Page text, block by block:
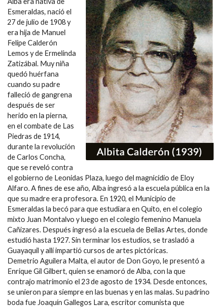
Esmeraldas, nació el
27 de julio de 1908 y
era hija de Manuel
Felipe Calderón
Lemos y de Ermelinda
Zatizábal. Muy niña
quedó huérfana
cuando su padre
falleció de gangrena
después de ser
herido en la pierna,
en el combate de Las
Piedras de 1914,
durante la revolución
de Carlos Concha,
que se reveló contra
el gobierno de Leonidas Plaza, luego del magnicidio de Eloy
Alfaro. A fines de ese año, Alba ingresó a la escuela pública en la
que su madre era profesora. En 1920, el Municipio de
Esmeraldas la becó para que estudiara en Quito, en el colegio
mixto Juan Montalvo y luego en el colegio femenino Manuela
Cañizares. Después ingresó a la escuela de Bellas Artes, donde
estudió hasta 1927. Sin terminar los estudios, se trasladó a
Guayaquil y allí impartió cursos de artes pictóricas.
Demetrio Aguilera Malta, el autor de Don Goyo, le presentó a
Enrique Gil Gilbert, quien se enamoró de Alba, con la que
contrajo matrimonio el 23 de agosto de 1934. Desde entonces,
se unieron para siempre en las buenas y en las malas. Su padrino
boda fue Joaquín Gallegos Lara, escritor comunista que